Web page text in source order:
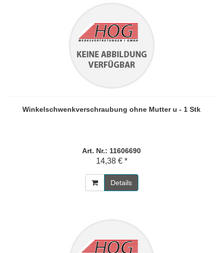
Winkelschwenkverschraubung ohne Mutter u - 1 Stk
Art. Nr.: 11606690
14,38 € *
Details